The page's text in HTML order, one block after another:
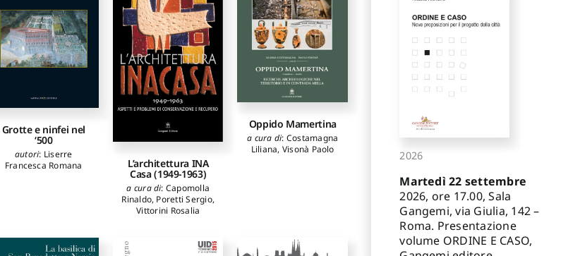
Oreste,Oteri
Annunziata Maria,
Scuderi Carlo,Zanghì
Giovanni
Grotte e ninfei nel
‘500
autori: Liserre
Francesca Romana
L’architettura INA
Casa (1949-1963)
a cura di: Capomolla
Rinaldo, Poretti Sergio,
Vittorini Rosalia
Oppido Mamertina
a cura di: Costamagna
Liliana, Visonà Paolo 2026
Martedì 22 settembre
2026, ore 17.00, Sala
Gangemi, via Giulia, 142 –
Roma. Presentazione
volume ORDINE E CASO,